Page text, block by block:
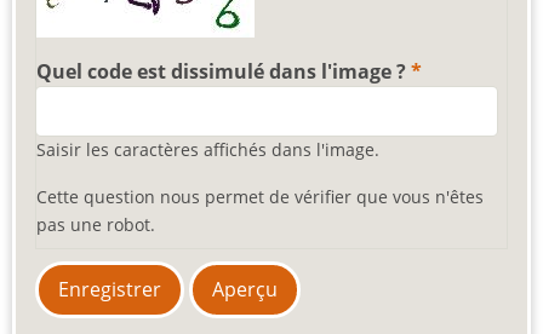
Quel code est dissimulé dans l'image ?
Saisir les caractères affichés dans l'image.
Cette question nous permet de vérifier que vous n'êtes
pas une robot.